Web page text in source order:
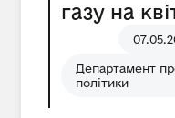
газу на
Департамент
політики